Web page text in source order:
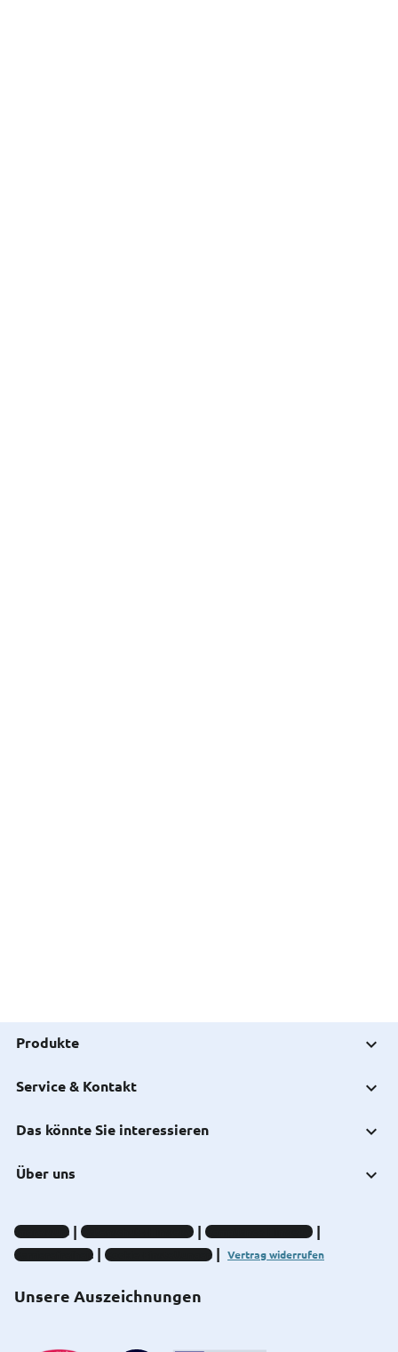
Produkte
Service & Kontakt
Das könnte Sie interessieren
Über uns
Unsere Auszeichnungen
Impressum Datenschutz-Hinweise
Compliance-Hinweise
Barrierefreiheit
Cookie-Einstellungen Vertrag widerrufen